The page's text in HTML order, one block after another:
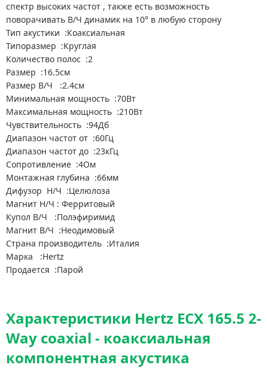
спектр высоких частот , также есть возможность
поворачивать В/Ч динамик на 10° в любую сторону
Тип акустики :Коаксиальная
Типоразмер :Круглая
Количество полос :2
Размер :16.5см
Размер В/Ч :2.4см
Минимальная мощность :70Вт
Максимальная мощность :210Вт
Чувствительность :94Дб
Диапазон частот от :60Гц
Диапазон частот до :23кГц
Сопротивление :4Ом
Монтажная глубина :66мм
Дифузор Н/Ч :Целюлоза
Магнит Н/Ч : Ферритовый
Купол В/Ч :Полэфиримид
Магнит В/Ч :Неодимовый
Страна производитель :Италия
Марка :Hertz
Продается :Парой
Характеристики Hertz ECX 165.5 2-
Way coaxial - коаксиальная
компонентная акустика